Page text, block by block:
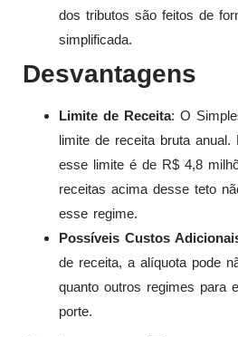
dos tributos são feitos de
simplificada.
Desvantagens
Limite de Receita: O
limite de receita bruta anual.
esse limite é de R$ 4,8
receitas acima desse teto
esse regime.
Possíveis Custos
de receita, a alíquota pode
quanto outros regimes para
porte.